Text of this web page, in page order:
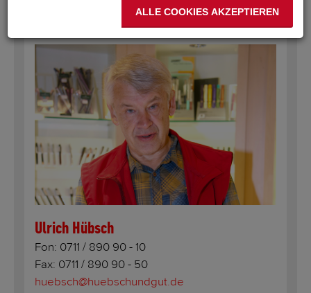
Ulrich Hübsch
Fon: 0711 / 890 90 - 10
Fax: 0711 / 890 90 - 50
huebsch@huebschundgut.de
ALLE COOKIES AKZEPTIEREN